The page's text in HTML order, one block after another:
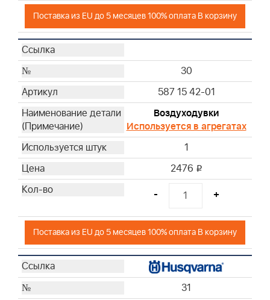
Поставка из EU до 5 месяцев 100% оплата В корзину
30
587 15 42-01
Воздуходувки
Используется в агрегатах
1
2476 i
- +
Поставка из EU до 5 месяцев 100% оплата В корзину
31